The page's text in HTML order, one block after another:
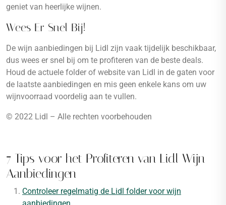
geniet van heerlijke wijnen.
Wees Er Snel Bij!
De wijn aanbiedingen bij Lidl zijn vaak tijdelijk beschikbaar,
dus wees er snel bij om te profiteren van de beste deals.
Houd de actuele folder of website van Lidl in de gaten voor
de laatste aanbiedingen en mis geen enkele kans om uw
wijnvoorraad voordelig aan te vullen.
© 2022 Lidl – Alle rechten voorbehouden
7 Tips voor het Profiteren van Lidl Wijn
Aanbiedingen
Controleer regelmatig de Lidl folder voor wijn